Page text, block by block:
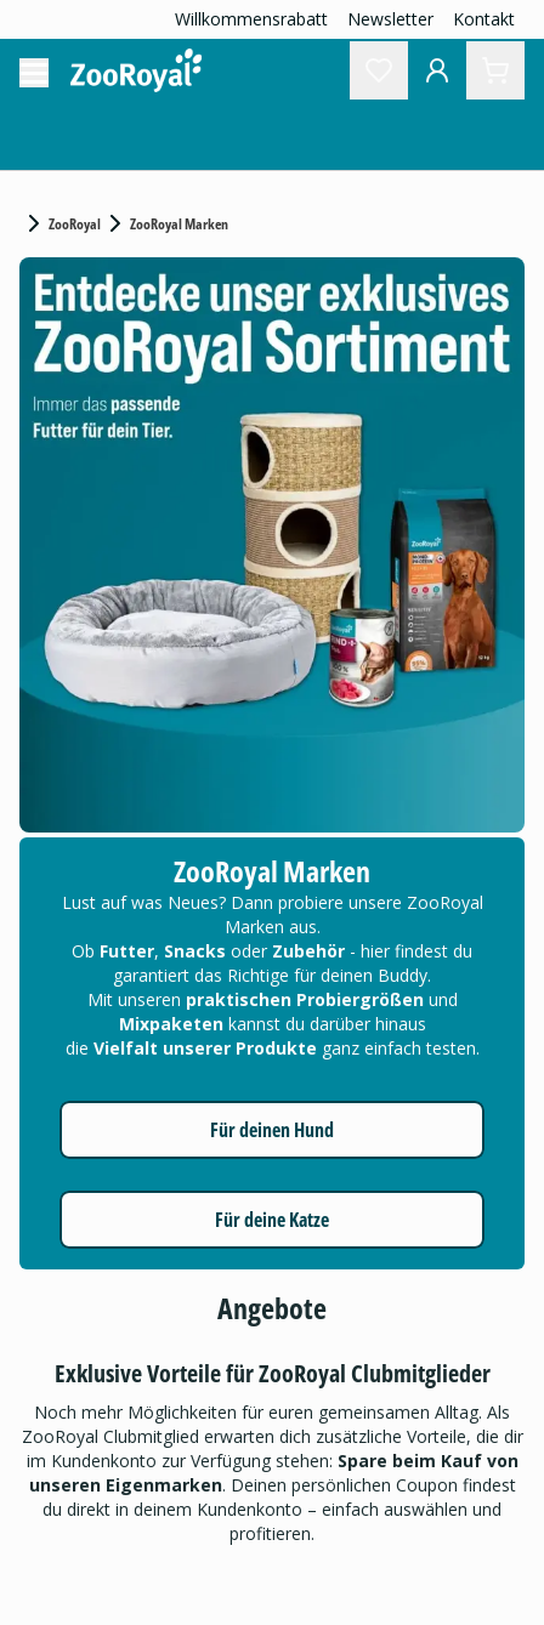
Willkommensrabatt Newsletter Kontakt
ZooRoyal ZooRoyal Marken
ZooRoyal Marken
Lust auf was Neues? Dann probiere unsere ZooRoyal
Marken aus.
Ob Futter, Snacks oder Zubehör - hier findest du
garantiert das Richtige für deinen Buddy.
Mit unseren praktischen Probiergrößenund
Mixpaketen kannst du darüber hinaus
die Vielfalt unserer Produkte ganz einfach testen.
Für deinen Hund
Für deine Katze
Angebote
Exklusive Vorteile für ZooRoyal Clubmitglieder
Noch mehr Möglichkeiten für euren gemeinsamen Alltag. Als
ZooRoyal Clubmitglied erwarten dich zusätzliche Vorteile, die dir
im Kundenkonto zur Verfügung stehen: Spare beim Kauf von
unseren Eigenmarken. Deinen persönlichen Coupon findest
du direkt in deinem Kundenkonto – einfach auswählen und
profitieren.